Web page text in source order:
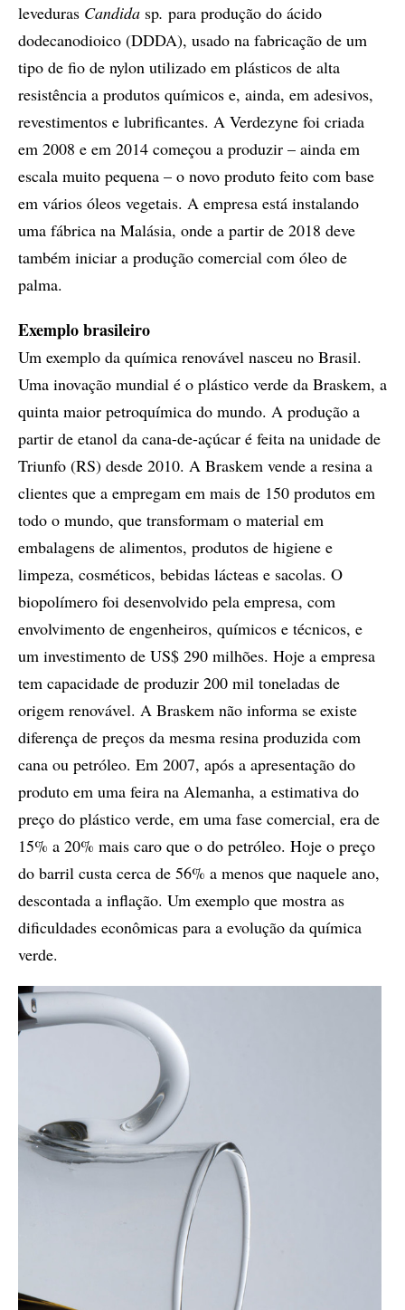
leveduras Candida sp. para produção do ácido
dodecanodioico (DDDA), usado na fabricação de um
tipo de fio de nylon utilizado em plásticos de alta
resistência a produtos químicos e, ainda, em adesivos,
revestimentos e lubrificantes. A Verdezyne foi criada
em 2008 e em 2014 começou a produzir – ainda em
escala muito pequena – o novo produto feito com base
em vários óleos vegetais. A empresa está instalando
uma fábrica na Malásia, onde a partir de 2018 deve
também iniciar a produção comercial com óleo de
palma.
Exemplo brasileiro
Um exemplo da química renovável nasceu no Brasil.
Uma inovação mundial é o plástico verde da Braskem, a
quinta maior petroquímica do mundo. A produção a
partir de etanol da cana-de-açúcar é feita na unidade de
Triunfo (RS) desde 2010. A Braskem vende a resina a
clientes que a empregam em mais de 150 produtos em
todo o mundo, que transformam o material em
embalagens de alimentos, produtos de higiene e
limpeza, cosméticos, bebidas lácteas e sacolas. O
biopolímero foi desenvolvido pela empresa, com
envolvimento de engenheiros, químicos e técnicos, e
um investimento de US$ 290 milhões. Hoje a empresa
tem capacidade de produzir 200 mil toneladas de
origem renovável. A Braskem não informa se existe
diferença de preços da mesma resina produzida com
cana ou petróleo. Em 2007, após a apresentação do
produto em uma feira na Alemanha, a estimativa do
preço do plástico verde, em uma fase comercial, era de
15% a 20% mais caro que o do petróleo. Hoje o preço
do barril custa cerca de 56% a menos que naquele ano,
descontada a inflação. Um exemplo que mostra as
dificuldades econômicas para a evolução da química
verde.